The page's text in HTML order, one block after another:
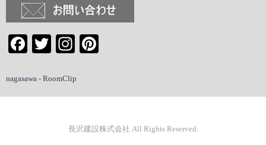
FacebookTwitter Instagram
nagasawa - RoomClip
長沢建設株式会社 All Rights Reserved.